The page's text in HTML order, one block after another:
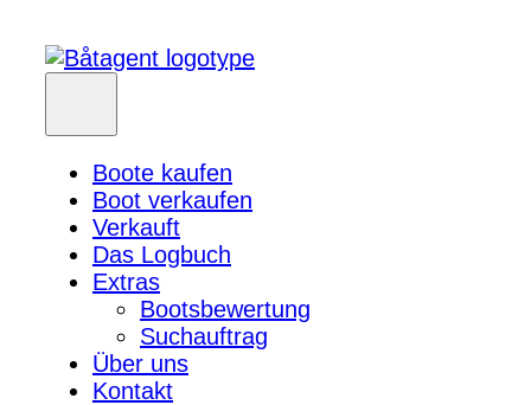
Boote kaufen
Boot verkaufen
Verkauft
Das Logbuch
Extras
Bootsbewertung
Suchauftrag
Über uns
Kontakt